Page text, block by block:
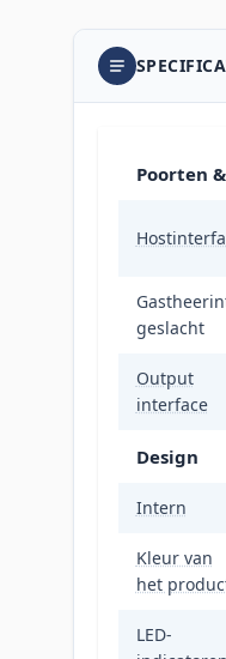
Poorten
geslacht
Output
interface
Design
Intern
Kleur van
het
LED-